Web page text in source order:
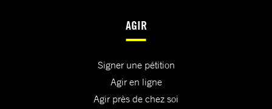
AGIR
Signer une pétition
Agir en ligne
Agir près de chez soi